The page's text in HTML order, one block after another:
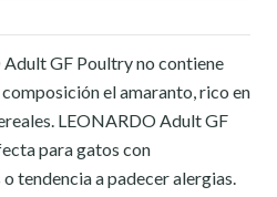
GF Poultry no contiene
el amaranto, rico en
LEONARDO Adult GF
para gatos con
tendencia a padecer alergias.